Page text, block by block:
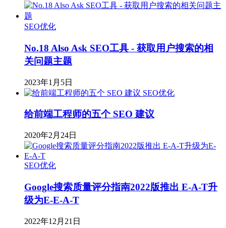
SEO优化
No.18 Also Ask SEO工具 - 获取用户搜索的相
关问题主题
2023年1月5日
SEO优化
给前端工程师的五个 SEO 建议
2020年2月24日
SEO优化
Google搜索质量评分指南2022版推出 E-A-T升
级为E-E-A-T
2022年12月21日